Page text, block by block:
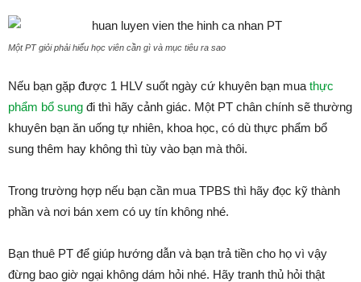
Một PT giỏi phải hiểu học viên cần gì và mục tiêu ra sao
Nếu bạn gặp được 1 HLV suốt ngày cứ khuyên bạn mua thực
phẩm bổ sung đi thì hãy cảnh giác. Một PT chân chính sẽ thường
khuyên bạn ăn uống tự nhiên, khoa học, có dù thực phẩm bổ
sung thêm hay không thì tùy vào bạn mà thôi.
Trong trường hợp nếu bạn cần mua TPBS thì hãy đọc kỹ thành
phần và nơi bán xem có uy tín không nhé.
Bạn thuê PT để giúp hướng dẫn và bạn trả tiền cho họ vì vậy
đừng bao giờ ngại không dám hỏi nhé. Hãy tranh thủ hỏi thật